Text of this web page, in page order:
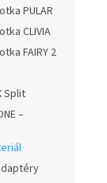
PULAR
CLIVIA
FAIRY 2
Split
–